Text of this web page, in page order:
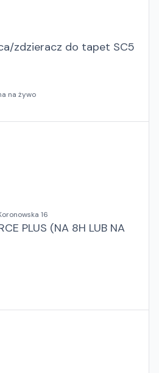
zdzieracz do tapet SC5
na żywo
16
PLUS (NA 8H LUB NA